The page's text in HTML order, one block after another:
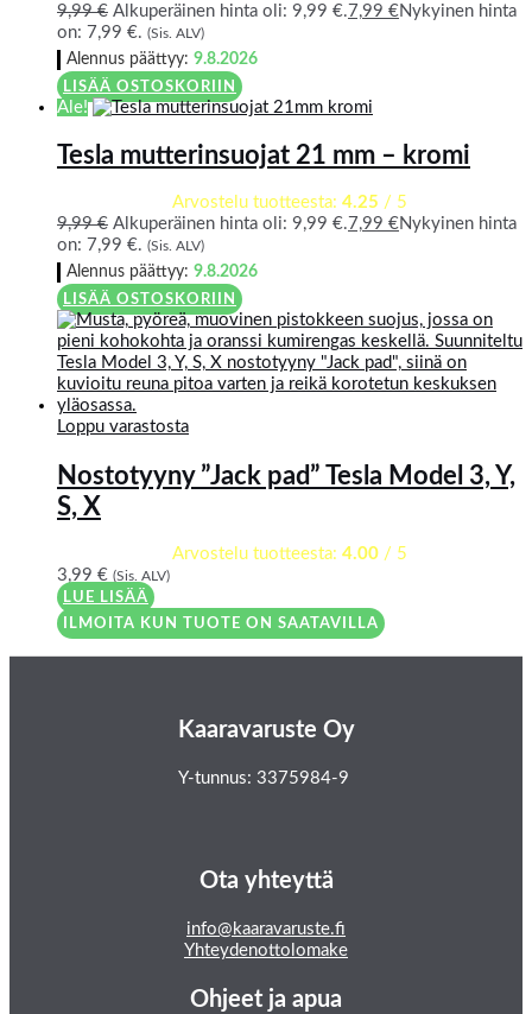
9,99€ Alkuperäinen hinta oli: 9,99 €. 7,99 €Nykyinen hinta
on: 7,99 €. (Sis. ALV)
Alennus päättyy: 9.8.2026
LISÄÄ OSTOSKORIIN
Ale!
Tesla mutterinsuojat 21 mm – kromi
Arvostelu tuotteesta: 4.25 / 5
9,99€ Alkuperäinen hinta oli: 9,99 €. 7,99 €Nykyinen hinta
on: 7,99 €. (Sis. ALV)
Alennus päättyy: 9.8.2026
LISÄÄ OSTOSKORIIN
Loppu varastosta
Nostotyyny ”Jack pad” Tesla Model 3, Y,
S, X
Arvostelu tuotteesta: 4.00 / 5
3,99 € (Sis. ALV)
LUE LISÄÄ
ILMOITA KUN TUOTE ON SAATAVILLA
Kaaravaruste Oy
Y-tunnus: 3375984-9
Ota yhteyttä
info@kaaravaruste.fi
Yhteydenottolomake
Ohjeet ja apua